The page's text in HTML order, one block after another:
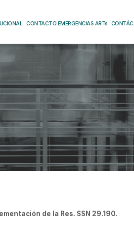
CONTACTO EMERGENCIAS ARTs
de la Res. SSN 29.190.